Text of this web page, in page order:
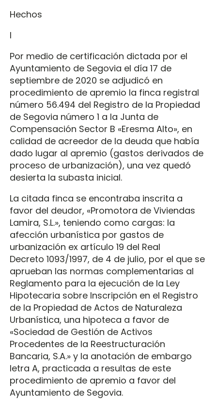
Hechos
I
Por medio de certificación dictada por el
Ayuntamiento de Segovia el día 17 de
septiembre de 2020 se adjudicó en
procedimiento de apremio la finca registral
número 56.494 del Registro de la Propiedad
de Segovia número 1 a la Junta de
Compensación Sector B «Eresma Alto», en
calidad de acreedor de la deuda que había
dado lugar al apremio (gastos derivados de
proceso de urbanización), una vez quedó
desierta la subasta inicial.
La citada finca se encontraba inscrita a
favor del deudor, «Promotora de Viviendas
Lamira, S.L.», teniendo como cargas: la
afección urbanística por gastos de
urbanización ex artículo 19 del Real
Decreto 1093/1997, de 4 de julio, por el que se
aprueban las normas complementarias al
Reglamento para la ejecución de la Ley
Hipotecaria sobre Inscripción en el Registro
de la Propiedad de Actos de Naturaleza
Urbanística, una hipoteca a favor de
«Sociedad de Gestión de Activos
Procedentes de la Reestructuración
Bancaria, S.A.» y la anotación de embargo
letra A, practicada a resultas de este
procedimiento de apremio a favor del
Ayuntamiento de Segovia.